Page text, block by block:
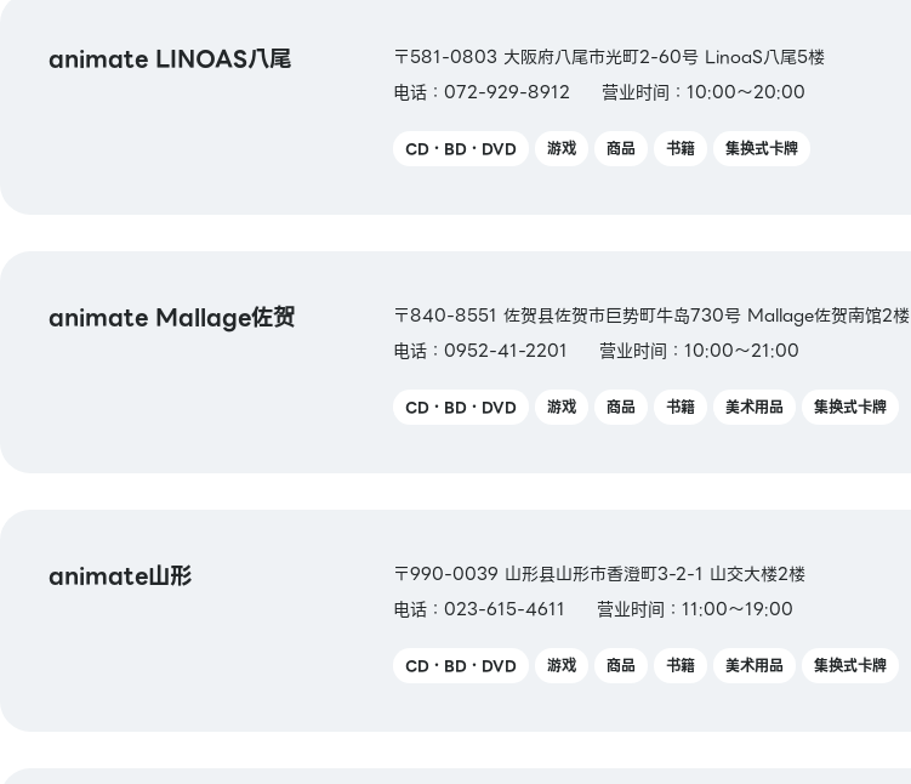
animate LINOAS八尾
〒581-0803 大阪府八尾市光町2-60号 LinoaS八尾5楼
电话：072-929-8912
营业时间：10:00～20:00
CD・BD・DVD 游戏 商品 书籍 集换式卡牌
animate Mallage佐贺
〒840-8551 佐贺县佐贺市巨势町牛岛730号 Mallage佐贺南馆2楼
电话：0952-41-2201
营业时间：10:00～21:00
CD・BD・DVD 游戏 商品 书籍 美术用品 集换式卡牌
animate山形
〒990-0039 山形县山形市香澄町3-2-1 山交大楼2楼
电话：023-615-4611
营业时间：11:00～19:00
CD・BD・DVD 游戏 商品 书籍 美术用品 集换式卡牌